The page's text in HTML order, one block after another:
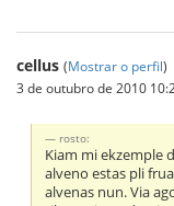
cellus (Mostrar o perfil)
3 de outubro de 2010
rosto:
Kiam mi ekzemple
alveno estas pli
alvenas nun. Via